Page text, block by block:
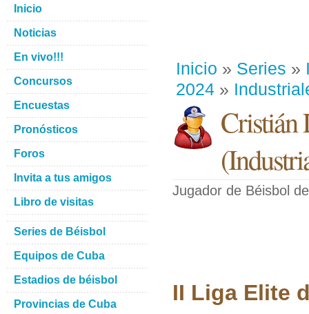
Inicio » Series »
2024 »
Cristián
(
Jugador de Béisbol
II Liga Elite
Inicio
Noticias
En vivo!!!
Concursos
Encuestas
Pronósticos
Foros
Invita a tus amigos
Libro de visitas
Series de Béisbol
Equipos de Cuba
Estadios de béisbol
Provincias de Cuba